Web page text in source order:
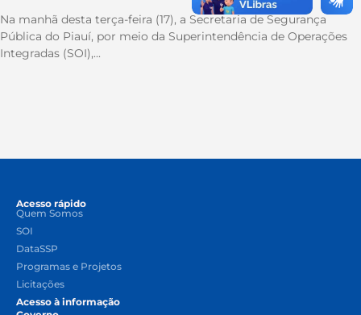
Na manhã desta terça-feira (17), a Secretaria de Segurança
Pública do Piauí, por meio da Superintendência de Operações
Integradas (SOI),...
Acesso rápido
Quem Somos
SOI
DataSSP
Programas e Projetos
Licitações
Acesso à informação